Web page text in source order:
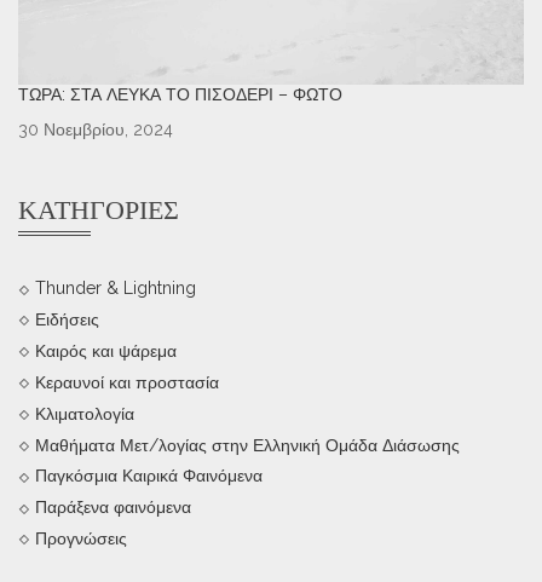
ΤΏΡΑ: ΣΤΑ ΛΕΥΚΆ ΤΟ ΠΙΣΟΔΈΡΙ – ΦΩΤΌ
30 Νοεμβρίου, 2024
ΚΑΤΗΓΟΡΊΕΣ
Thunder & Lightning
Ειδήσεις
Καιρός και ψάρεμα
Κεραυνοί και προστασία
Κλιματολογία
Μαθήματα Μετ/λογίας στην Ελληνική Ομάδα Διάσωσης
Παγκόσμια Καιρικά Φαινόμενα
Παράξενα φαινόμενα
Προγνώσεις